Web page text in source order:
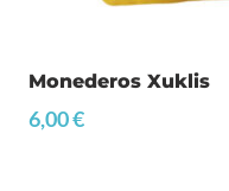
Monederos Xuklis
6,00€